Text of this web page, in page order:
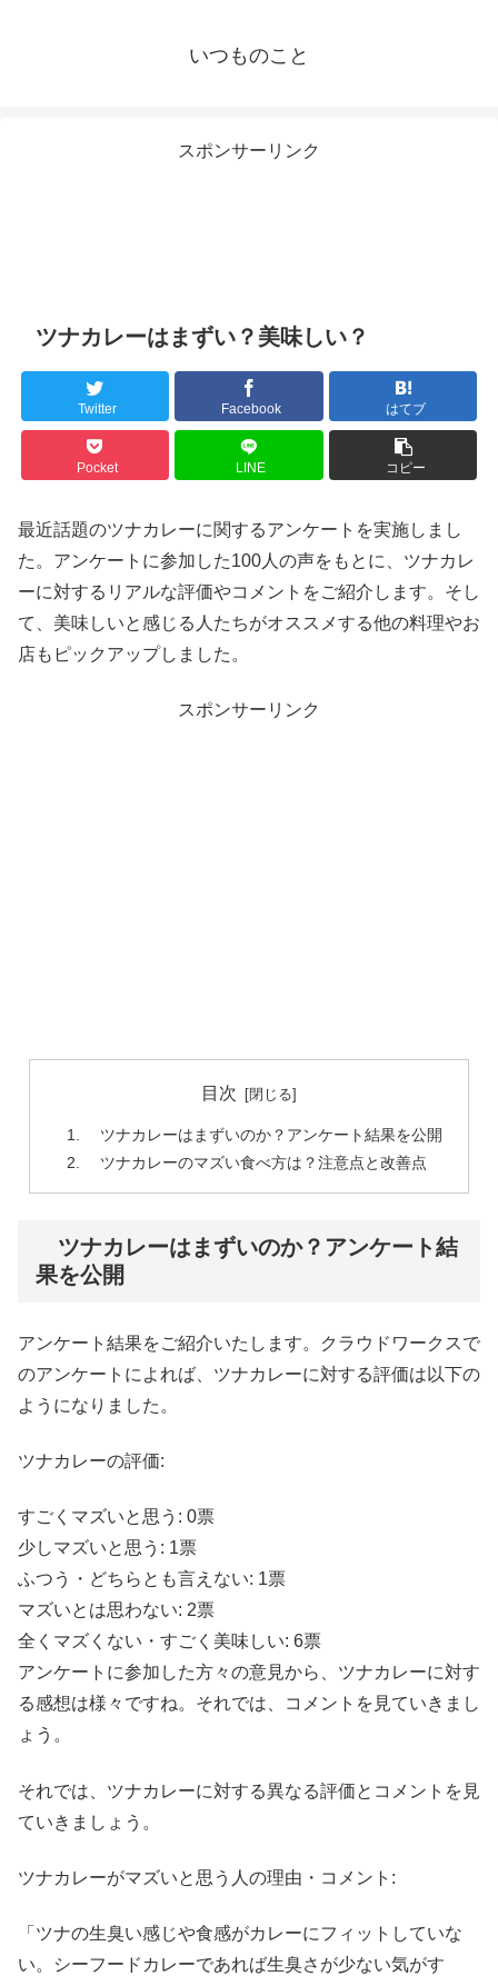
いつものこと
スポンサーリンク
ツナカレーはまずい？美味しい？
Twitter Facebook はてブ
Pocket LINE コピー
最近話題のツナカレーに関するアンケートを実施しまし
た。アンケートに参加した100人の声をもとに、ツナカレ
ーに対するリアルな評価やコメントをご紹介します。そし
て、美味しいと感じる人たちがオススメする他の料理やお
店もピックアップしました。
スポンサーリンク
目次
ツナカレーはまずいのか？アンケート結果を公開
ツナカレーのマズい食べ方は？注意点と改善点
ツナカレーはまずいのか？アンケート結
果を公開
アンケート結果をご紹介いたします。クラウドワークスで
のアンケートによれば、ツナカレーに対する評価は以下の
ようになりました。
ツナカレーの評価:
すごくマズいと思う: 0票
少しマズいと思う: 1票
ふつう・どちらとも言えない: 1票
マズいとは思わない: 2票
全くマズくない・すごく美味しい: 6票
アンケートに参加した方々の意見から、ツナカレーに対す
る感想は様々ですね。それでは、コメントを見ていきまし
ょう。
それでは、ツナカレーに対する異なる評価とコメントを見
ていきましょう。
ツナカレーがマズいと思う人の理由・コメント:
「ツナの生臭い感じや食感がカレーにフィットしていな
い。シーフードカレーであれば生臭さが少ない気がす